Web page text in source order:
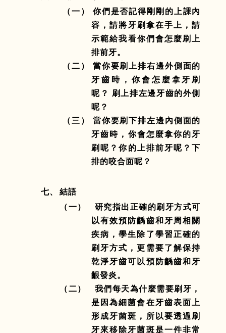
（一） 你們是否記得剛剛的上課內
容，請將牙刷拿在手上，請
示範給我看你們會怎麼刷上
排前牙。
（二） 當你要刷上排右邊外側面的
牙齒時，你會怎麼拿牙刷
呢？ 刷上排左邊牙齒的外側
呢？
（三） 當你要刷下排左邊內側面的
牙齒時，你會怎麼拿你的牙
刷呢？你的上排前牙呢？下
排的咬合面呢？
七、
結語
（一）
研究指出正確的刷牙方式可
以有效預防齲齒和牙周相關
疾病，學生除了學習正確的
刷牙方式，更需要了解保持
乾淨牙齒可以預防齲齒和牙
齦發炎。
（二）
我們每天為什麼需要刷牙，
是因為細菌會在牙齒表面上
形成牙菌斑，所以要透過刷
牙來移除牙菌斑是一件非常